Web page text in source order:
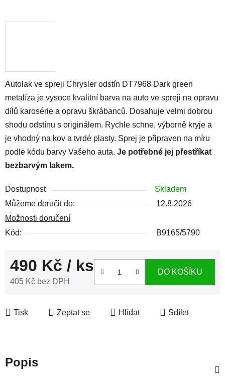
Autolak ve spreji Chrysler odstín DT7968 Dark green
metalíza je vysoce kvalitní barva na auto ve spreji na opravu
dílů karosérie a opravu škrábanců. Dosahuje velmi dobrou
shodu odstínu s originálem. Rychle schne, výborně kryje a
je vhodný na kov a tvrdé plasty. Sprej je připraven na míru
podle kódu barvy Vašeho auta. Je potřebné jej přestříkat
bezbarvým lakem.
Dostupnost
Skladem
Můžeme doručit do:
12.8.2026
Možnosti doručení
Kód:
B9165/5790
490 Kč / ks
405 Kč bez DPH
DO KOŠÍKU
Tisk Zeptat se Hlídat Sdílet
Popis